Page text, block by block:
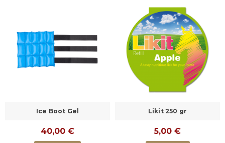
Ice Boot Gel
40,00 €
Likit 250 gr
5,00 €